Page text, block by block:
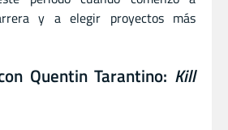
y a elegir proyectos más
Quentin Tarantino: Kill